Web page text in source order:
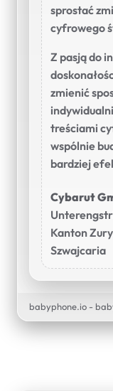
sprostać
cyfrowego
Z pasją do
zmienić
treściami
wspólnie
bardziej
Cybarut
Kanton
Szwajcaria
babyphone.io -